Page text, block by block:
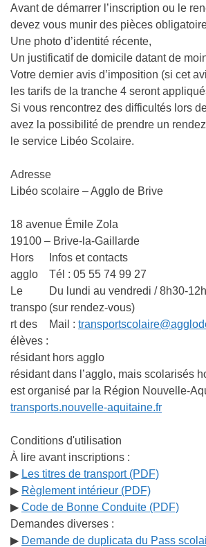
Avant de démarrer l’inscription ou le
devez vous munir des pièces
Une photo d’identité récente,
Un justificatif de domicile datant de
Votre dernier avis d’imposition (si cet
les tarifs de la tranche 4 seront
Si vous rencontrez des difficultés lors
avez la possibilité de prendre un
le service Libéo Scolaire.
Adresse
Libéo scolaire – Agglo de Brive
18 avenue Émile Zola
19100 – Brive-la-Gaillarde
Infos et contacts
Tél : 05 55 74 99 27
Du lundi au vendredi / 8h30-
(sur rendez-vous)
Mail :
Hors
agglo
Le
transpo
rt des
élèves :
résidant hors agglo
résidant dans l’agglo, mais scolarisés
est organisé par la Région Nouvelle-
transports.nouvelle-aquitaine.fr
Conditions d'utilisation
À lire avant inscriptions :
▶ Les titres de transport (PDF)
▶ Règlement intérieur (PDF)
▶ Code de Bonne Conduite (PDF)
Demandes diverses :
▶ Demande de duplicata du Pass